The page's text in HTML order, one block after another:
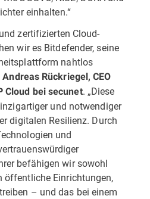
einhalten.“
zertifizierten Cloud-
wir es Bitdefender, seine
nahtlos
Rückriegel, CEO
Cloud bei secunet. „Diese
und notwendiger
digitalen Resilienz. Durch
und
befähigen wir sowohl
öffentliche Einrichtungen,
– und das bei einem